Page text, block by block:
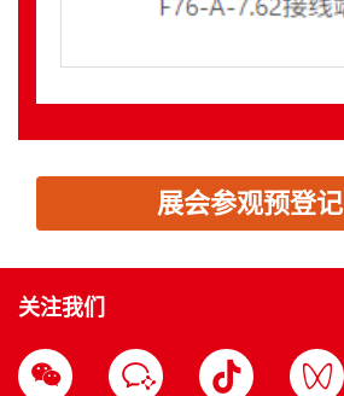
展会参观预登记
关注我们